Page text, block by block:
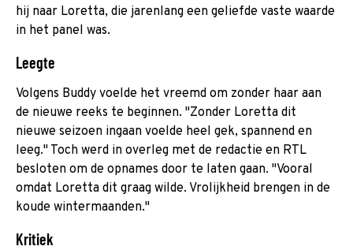
hij naar Loretta, die jarenlang een geliefde vaste waarde
in het panel was.
Leegte
Volgens Buddy voelde het vreemd om zonder haar aan
de nieuwe reeks te beginnen. "Zonder Loretta dit
nieuwe seizoen ingaan voelde heel gek, spannend en
leeg." Toch werd in overleg met de redactie en RTL
besloten om de opnames door te laten gaan. "Vooral
omdat Loretta dit graag wilde. Vrolijkheid brengen in de
koude wintermaanden."
Kritiek